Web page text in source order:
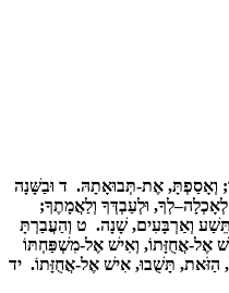
וְאָסַפְתָּ, אֶת-תְּבוּאָתָהּ. ד וּבַשָּׁנָה
וּלְעַבְדְּךָ וְלַאֲמָתֶךָ;
וְאַרְבָּעִים, שָׁנָה. ט וְהַעֲבַרְתָּ
אֶל-אֲחֻזָּתוֹ, וְאִישׁ אֶל-מִשְׁפַּחְתּוֹ
הַזֹּאת, תָּשֻׁבוּ, אִישׁ אֶל-אֲחֻזָּתוֹ. יד